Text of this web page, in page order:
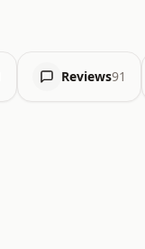
Reviews91